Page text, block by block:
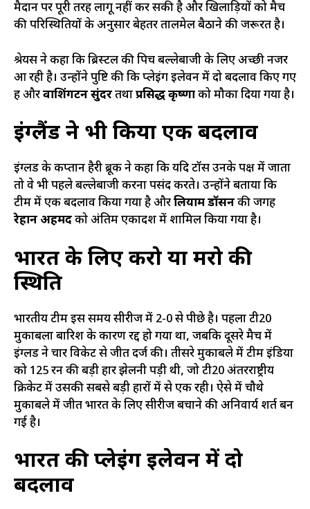
मैदान पर पूरी तरह लागू नहीं कर सकी है और खिलाड़ियों को मैच
की परिस्थितियों के अनुसार बेहतर तालमेल बैठाने की जरूरत है।
श्रेयस ने कहा कि ब्रिस्टल की पिच बल्लेबाजी के लिए अच्छी नजर
आ रही है। उन्होंने पुष्टि की कि प्लेइंग इलेवन में दो बदलाव किए गए
हैं औरवाशिंगटन सुंदरतथाप्रसिद्ध कृष्णाको मौका दिया गया है।
इंग्लैंड ने भी किया एक बदलाव
इंग्लैंड के कप्तान हैरी ब्रूक ने कहा कि यदि टॉस उनके पक्ष में जाता
तो वे भी पहले बल्लेबाजी करना पसंद करते। उन्होंने बताया कि
टीम में एक बदलाव किया गया है औरलियाम डॉसनकी जगह
रेहान अहमदको अंतिम एकादश में शामिल किया गया है।
भारत के लिए करो या मरो की
स्थिति
भारतीय टीम इस समय सीरीज में 2-0 से पीछे है। पहला टी20
मुकाबला बारिश के कारण रद्द हो गया था, जबकि दूसरे मैच में
इंग्लैंड ने चार विकेट से जीत दर्ज की। तीसरे मुकाबले में टीम इंडिया
को 125 रन की बड़ी हार झेलनी पड़ी थी, जो टी20 अंतरराष्ट्रीय
क्रिकेट में उसकी सबसे बड़ी हारों में से एक रही। ऐसे में चौथे
मुकाबले में जीत भारत के लिए सीरीज बचाने की अनिवार्य शर्त बन
गई है।
भारत की प्लेइंग इलेवन में दो
बदलाव